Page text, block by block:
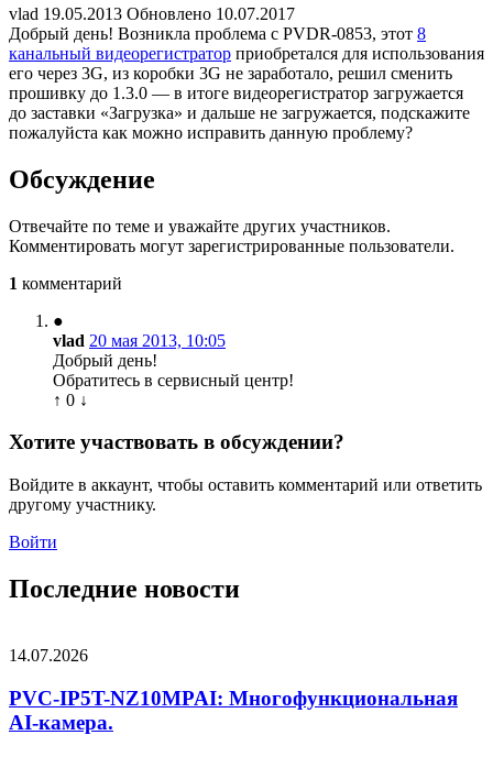
vlad 19.05.2013 Обновлено 10.07.2017
Добрый день! Возникла проблема с PVDR-0853, этот 8
канальный видеорегистратор приобретался для использования
его через 3G, из коробки 3G не заработало, решил сменить
прошивку до 1.3.0 — в итоге видеорегистратор загружается
до заставки «Загрузка» и дальше не загружается, подскажите
пожалуйста как можно исправить данную проблему?
Обсуждение
Отвечайте по теме и уважайте других участников.
Комментировать могут зарегистрированные пользователи.
1 комментарий
●
vlad 20 мая 2013, 10:05
Добрый день!
Обратитесь в сервисный центр!
↑ 0 ↓
Хотите участвовать в обсуждении?
Войдите в аккаунт, чтобы оставить комментарий или ответить
другому участнику.
Войти
Последние новости
14.07.2026
PVC-IP5T-NZ10MPAI: Многофункциональная
AI-камера.